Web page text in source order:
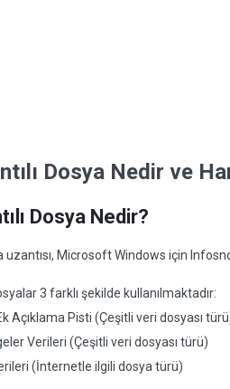
Dosya Nedir ve
Dosya Nedir?
uzantısı, Microsoft Windows için
3 farklı şekilde kullanılmaktadır:
Açıklama Pisti (Çeşitli veri dosyası
Verileri (Çeşitli veri dosyası türü)
(İnternetle ilgili dosya türü)